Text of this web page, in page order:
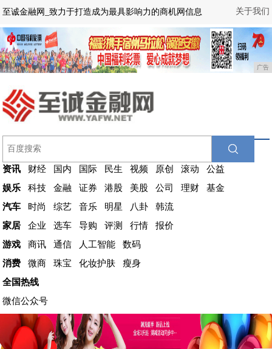
关于我们
至诚金融网_致力于打造成为最具影响力的商机网信息
广告
资讯 财经 国内 国际 民生 视频 原创 滚动
公益
娱乐
科技 金融 证券 港股 美股 公司 理财
基金
汽车
时尚 综艺 音乐 明星 八卦
韩流
家居
企业 选车 导购 评测 行情
报价
游戏
商讯 通信 人工智能
数码
消费
微商 珠宝 化妆护肤
瘦身
全国热线
微信公众号